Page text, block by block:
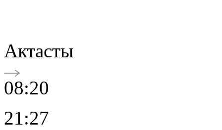
Актасты
08:20
21:27